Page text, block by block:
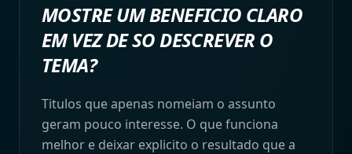
MOSTRE UM BENEFICIO CLARO
EM VEZ DE SO DESCREVER O
TEMA?
Titulos que apenas nomeiam o assunto
geram pouco interesse. O que funciona
melhor e deixar explicito o resultado que a